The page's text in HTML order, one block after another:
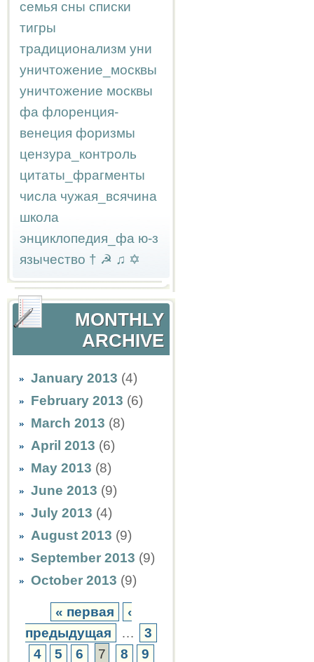
семья сны списки
тигры
традиционализм уни
уничтожение_москвы
уничтожение москвы
фа флоренция-
венеция форизмы
цензура_контроль
цитаты_фрагменты
числа чужая_всячина
школа
энциклопедия_фа ю-з
язычество † ☭ ♫ ✡
MONTHLY
ARCHIVE
January 2013 (4)
February 2013 (6)
March 2013 (8)
April 2013 (6)
May 2013 (8)
June 2013 (9)
July 2013 (4)
August 2013 (9)
September 2013 (9)
October 2013 (9)
« первая
‹
предыдущая
…
3
4
5 6 7 8
9